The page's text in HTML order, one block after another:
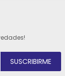
SUSCRIBIRME